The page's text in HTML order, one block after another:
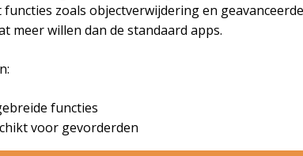
functies zoals objectverwijdering en
meer willen dan de standaard apps.
functies
voor gevorderden